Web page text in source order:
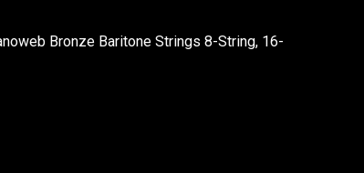
Bronze Baritone Strings 8-String, 16-